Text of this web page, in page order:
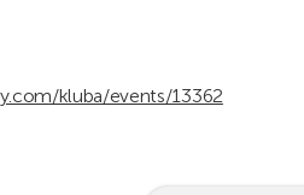
kluba/events/13362